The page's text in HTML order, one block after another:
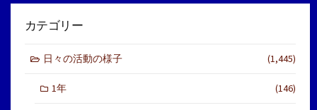
カテゴリー
日々の活動の様子 (1,445)
1年 (146)